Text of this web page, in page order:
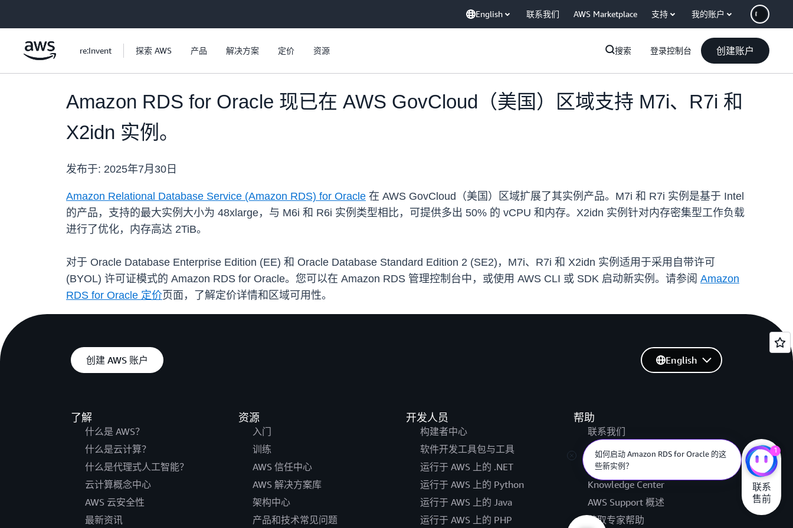
English 联系我们 AWS Marketplace 支持 我的账户
re:Invent 探索 AWS 产品 解决方案 定价 资源 搜索 登录控制台 创建账户
Amazon RDS for Oracle 现已在 AWS GovCloud（美国）区域支持 M7i、R7i 和
X2idn 实例。
发布于: 2025年7月30日
Amazon Relational Database Service (Amazon RDS) for Oracle 在 AWS GovCloud（美国）区域扩展了其实例产品。M7i 和 R7i 实例是基于 Intel
的产品，支持的最大实例大小为 48xlarge，与 M6i 和 R6i 实例类型相比，可提供多出 50% 的 vCPU 和内存。X2idn 实例针对内存密集型工作负载
进行了优化，内存高达 2TiB。
对于 Oracle Database Enterprise Edition (EE) 和 Oracle Database Standard Edition 2 (SE2)，M7i、R7i 和 X2idn 实例适用于采用自带许可
(BYOL) 许可证模式的 Amazon RDS for Oracle。您可以在 Amazon RDS 管理控制台中，或使用 AWS CLI 或 SDK 启动新实例。请参阅 Amazon
RDS for Oracle 定价页面，了解定价详情和区域可用性。
创建 AWS 账户
了解
什么是 AWS？
什么是云计算？
什么是代理式人工智能？
云计算概念中心
AWS 云安全性
最新资讯
资源
入门
训练
AWS 信任中心
AWS 解决方案库
架构中心
产品和技术常见问题
开发人员
构建者中心
软件开发工具包与工具
运行于 AWS 上的 .NET
运行于 AWS 上的 Python
运行于 AWS 上的 Java
运行于 AWS 上的 PHP
帮助
联系我们
提交支持工单
AWS re:Post
Knowledge Center
AWS Support 概述
获取专家帮助
English
如何启动 Amazon RDS for Oracle 的这
些新实例？
1
联系
售前